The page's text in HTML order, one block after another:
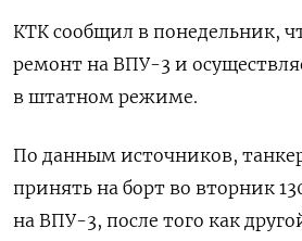
КТК сообщил в понедельник,
ремонт на ВПУ-⁠3 и
в штатном режиме.
По ⁠данным источников,
принять на борт во вторник
на ВПУ-3, после того ‌как